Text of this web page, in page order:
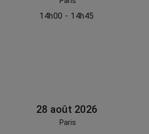
14h00 - 14h45
28 août 2026
Paris